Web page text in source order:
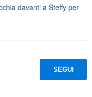
davanti a Steffy per
SEGUI